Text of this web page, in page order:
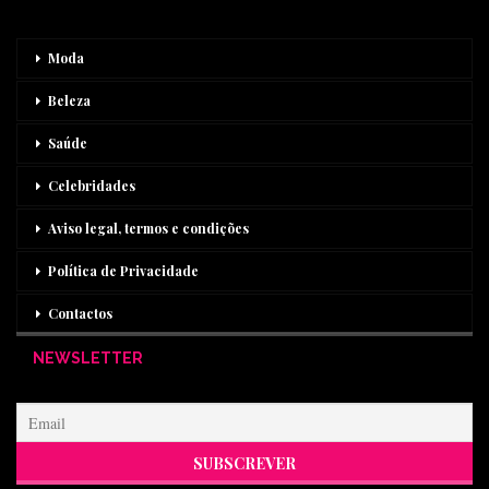
Moda
Beleza
Saúde
Celebridades
Aviso legal, termos e condições
Política de Privacidade
Contactos
NEWSLETTER